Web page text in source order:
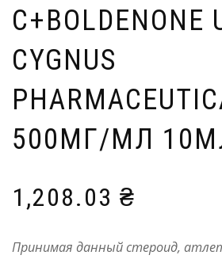
C+BOLDENONE
CYGNUS
500МГ/МЛ
1,208.03 ₴
Принимая данный стероид,